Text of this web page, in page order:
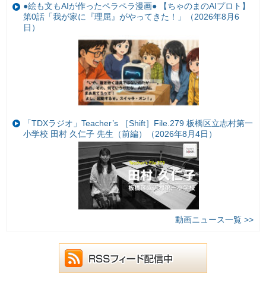
●絵も文もAIが作ったペラペラ漫画● 【ちゃのまのAIプロト】
第0話「我が家に『理屈』がやってきた！」（2026年8月6
日）
「TDXラジオ」Teacher’s ［Shift］File.279 板橋区立志村第一
小学校 田村 久仁子 先生（前編）（2026年8月4日）
動画ニュース一覧 >>